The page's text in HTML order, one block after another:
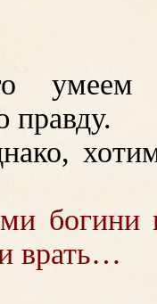
умеем
правду.
богини
врать…